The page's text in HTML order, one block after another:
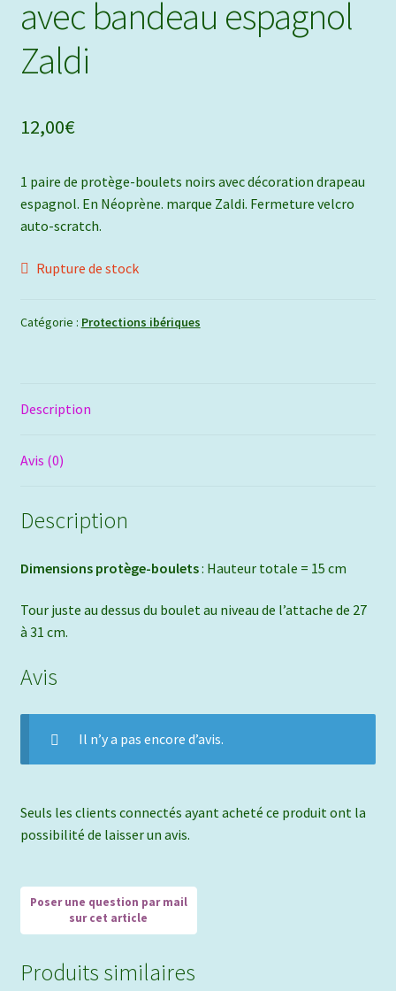
avec bandeau espagnol
Zaldi
12,00€
1 paire de protège-boulets noirs avec décoration drapeau
espagnol. En Néoprène. marque Zaldi. Fermeture velcro
auto-scratch.
Rupture de stock
Catégorie : Protections ibériques
Description
Avis (0)
Description
Dimensions protège-boulets: Hauteur totale = 15 cm
Tour juste au dessus du boulet au niveau de l’attache de 27
à 31 cm.
Avis
Il n’y a pas encore d’avis.
Seuls les clients connectés ayant acheté ce produit ont la
possibilité de laisser un avis.
Produits similaires